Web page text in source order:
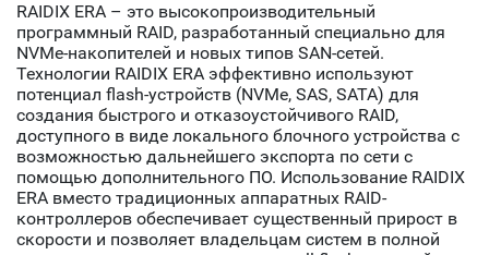
RAIDIX ERA – это высокопроизводительный
программный RAID, разработанный специально для
NVMe-накопителей и новых типов SAN-сетей.
Технологии RAIDIX ERA эффективно используют
потенциал flash-устройств (NVMe, SAS, SATA) для
создания быстрого и отказоустойчивого RAID,
доступного в виде локального блочного устройства с
возможностью дальнейшего экспорта по сети с
помощью дополнительного ПО. Использование RAIDIX
ERA вместо традиционных аппаратных RAID-
контроллеров обеспечивает существенный прирост в
скорости и позволяет владельцам систем в полной